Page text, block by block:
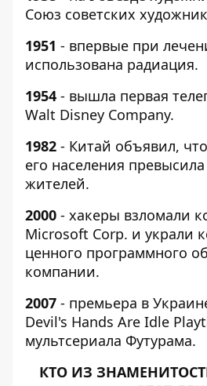
Союз советских
1951 - впервые при
использована радиация.
1954 - вышла первая
Walt Disney Company.
1982 - Китай объявил,
его населения
жителей.
2000 - хакеры взломали
Microsoft Corp. и украли
ценного программного
компании.
2007 - премьера в
Devil's Hands Are Idle
мультсериала Футурама.
КТО ИЗ